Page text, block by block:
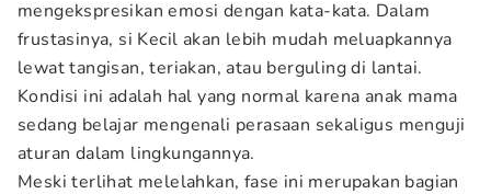
mengekspresikan emosi dengan kata-kata. Dalam
frustasinya, si Kecil akan lebih mudah meluapkannya
lewat tangisan, teriakan, atau berguling di lantai.
Kondisi ini adalah hal yang normal karena anak mama
sedang belajar mengenali perasaan sekaligus menguji
aturan dalam lingkungannya.
Meski terlihat melelahkan, fase ini merupakan bagian